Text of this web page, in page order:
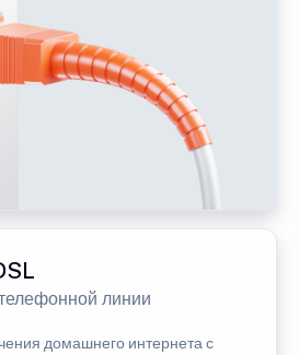
линии
домашнего интернета с